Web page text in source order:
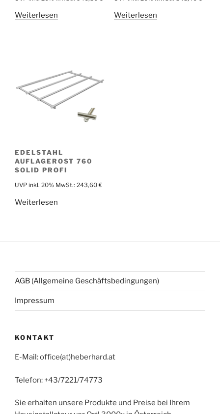
Weiterlesen Weiterlesen
EDELSTAHL
AUFLAGEROST 760
SOLID PROFI
UVP inkl. 20% MwSt.: 243,60 €
Weiterlesen
AGB (Allgemeine Geschäftsbedingungen)
Impressum
KONTAKT
E-Mail: office(at)heberhard.at
Telefon: +43/7221/74773
Sie erhalten unsere Produkte und Preise bei Ihrem